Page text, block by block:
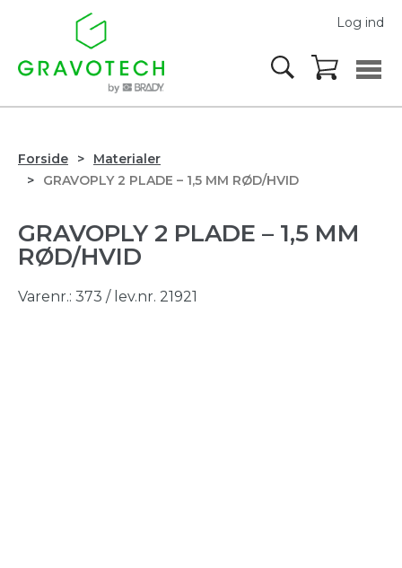
Log ind
Forside
Materialer
GRAVOPLY 2 PLADE – 1,5 MM RØD/HVID
GRAVOPLY 2 PLADE – 1,5 MM
RØD/HVID
Varenr.: 373 / lev.nr. 21921